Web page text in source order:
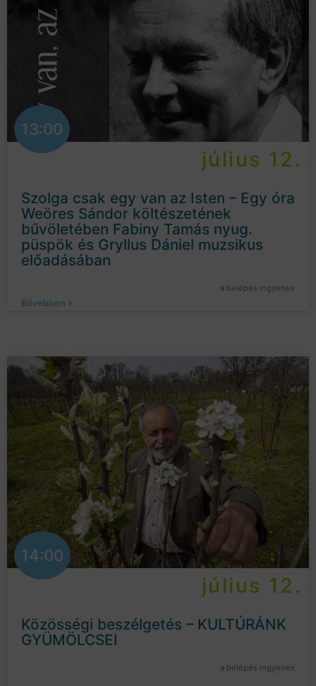
13:00
július 12.
Szolga csak egy van az Isten – Egy óra
Weöres Sándor költészetének
bűvöletében Fabiny Tamás nyug.
püspök és Gryllus Dániel muzsikus
előadásában
a belépés ingyenes
Bővebben »
14:00
július 12.
Közösségi beszélgetés – KULTÚRÁNK
GYÜMÖLCSEI
a belépés ingyenes